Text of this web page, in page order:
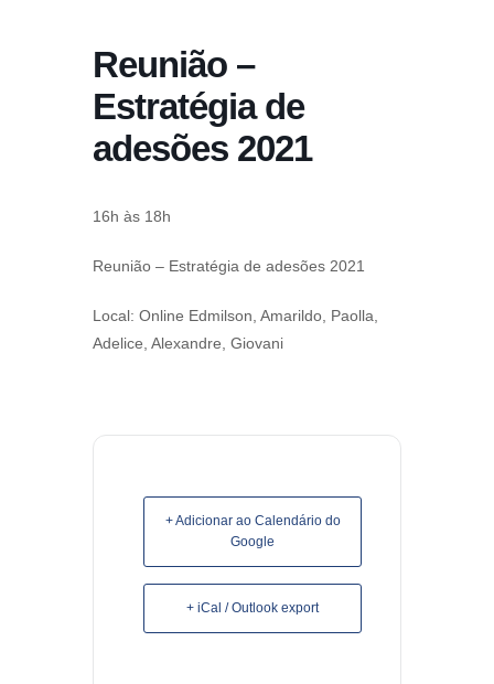
Reunião –
Estratégia de
adesões 2021
16h às 18h
Reunião – Estratégia de adesões 2021
Local: Online Edmilson, Amarildo, Paolla,
Adelice, Alexandre, Giovani
+ Adicionar ao Calendário do
Google
+ iCal / Outlook export